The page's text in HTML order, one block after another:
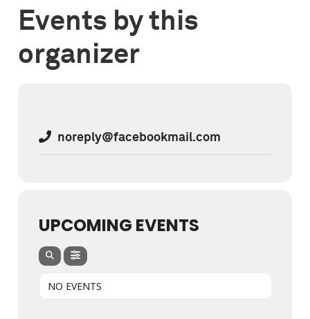
Events by this
organizer
noreply@facebookmail.com
UPCOMING EVENTS
NO EVENTS